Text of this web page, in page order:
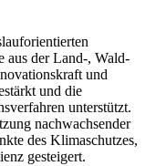
aus der Land-, Wald-
und
und die
unterstützt.
nachwachsender
des Klimaschutzes,
gesteigert.